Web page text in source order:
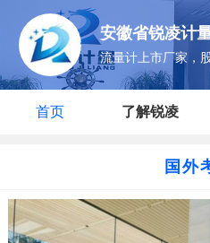
安徽省锐凌计
流量计上市厂家，
首页 了解锐凌
国外